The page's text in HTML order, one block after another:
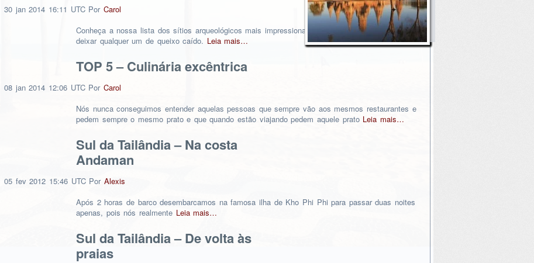
30 jan 2014 16:11 UTC Por Carol
Conheça a nossa lista dos sítios arqueológicos mais impressionantes do mundo. Maravilhas de
deixar qualquer um de queixo caído. Leia mais…
TOP 5 – Culinária excêntrica
08 jan 2014 12:06 UTC Por Carol
Nós nunca conseguimos entender aquelas pessoas que sempre vão aos mesmos restaurantes e
pedem sempre o mesmo prato e que quando estão viajando pedem aquele prato Leia mais…
Sul da Tailândia – Na costa
Andaman
05 fev 2012 15:46 UTC Por Alexis
Após 2 horas de barco desembarcamos na famosa ilha de Kho Phi Phi para passar duas noites
apenas, pois nós realmente Leia mais…
Sul da Tailândia – De volta às
praias